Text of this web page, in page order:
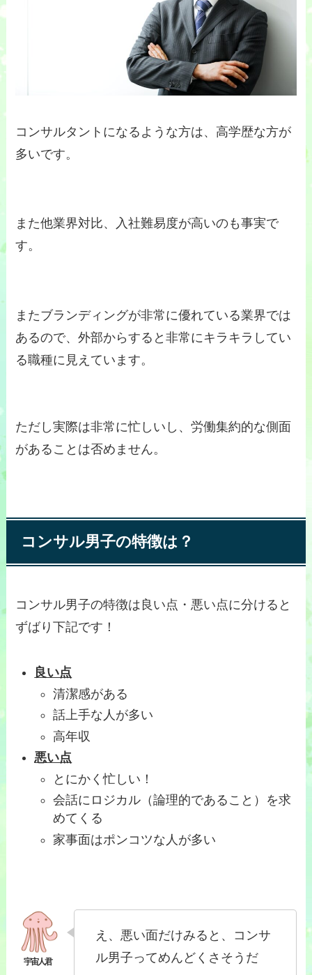
コンサルタントになるような方は、高学歴な方が
多いです。
また他業界対比、入社難易度が高いのも事実で
す。
またブランディングが非常に優れている業界では
あるので、外部からすると非常にキラキラしてい
る職種に見えています。
ただし実際は非常に忙しいし、労働集約的な側面
があることは否めません。
コンサル男子の特徴は？
コンサル男子の特徴は良い点・悪い点に分けると
ずばり下記です！
良い点
清潔感がある
話上手な人が多い
高年収
悪い点
とにかく忙しい！
会話にロジカル（論理的であること）を求
めてくる
家事面はポンコツな人が多い
え、悪い面だけみると、コンサ
ル男子ってめんどくさそうだ